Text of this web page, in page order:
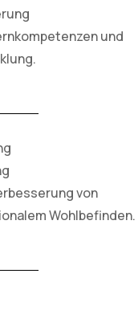
und
von
Wohlbefinden.